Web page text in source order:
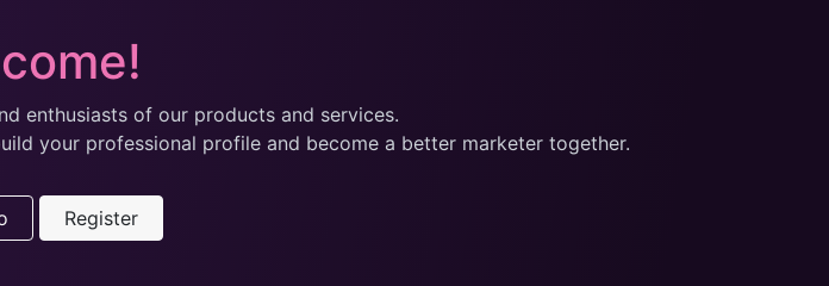
enthusiasts of our products and services.
your professional profile and become a better marketer together.
Register